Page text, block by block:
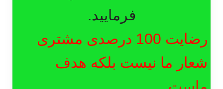
فرمایید.
رضایت 100 درصدی مشتری
شعار ما نیست بلکه هدف